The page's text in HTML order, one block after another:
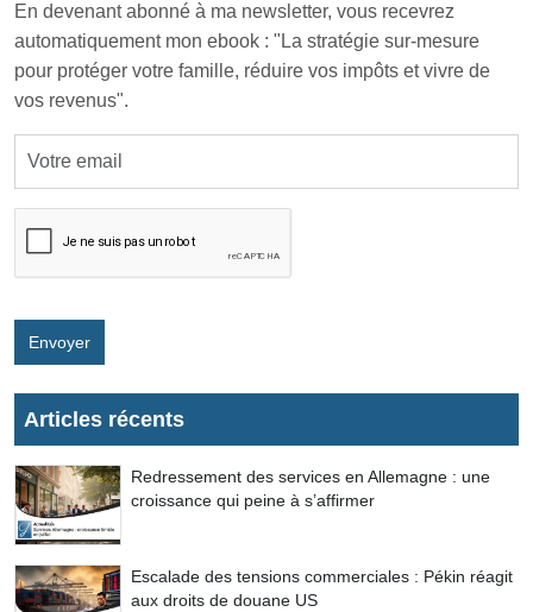
En devenant abonné à ma newsletter, vous recevrez
automatiquement mon ebook : "La stratégie sur-mesure
pour protéger votre famille, réduire vos impôts et vivre de
vos revenus".
Envoyer
Articles récents
Redressement des services en Allemagne : une
croissance qui peine à s’affirmer
Escalade des tensions commerciales : Pékin réagit
aux droits de douane US